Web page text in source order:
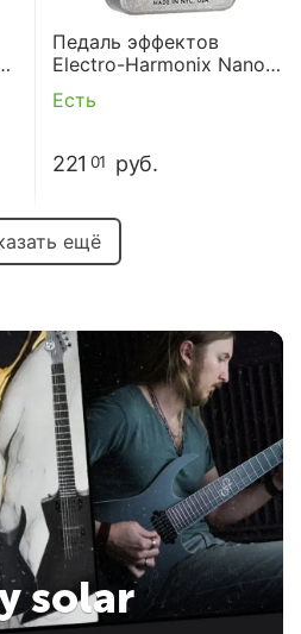
Педаль эффектов
Electro-Harmonix Nano
Muff Overdrive
Есть
221 01 руб.
ещё
solar